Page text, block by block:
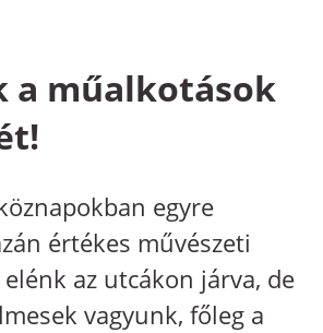
a műalkotások
egyre
értékes művészeti
az utcákon járva, de
vagyunk, főleg a